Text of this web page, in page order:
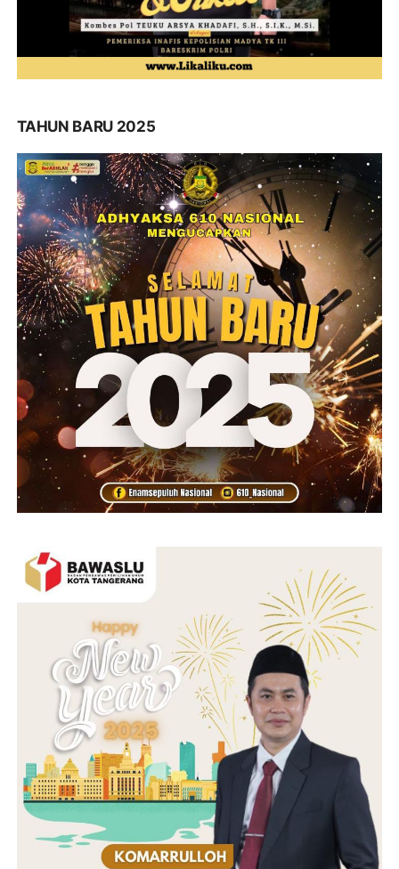
TAHUN BARU 2025